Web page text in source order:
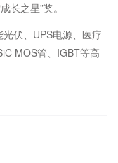
长之星”奖。
伏、UPS电源、医疗
MOS管、IGBT等高